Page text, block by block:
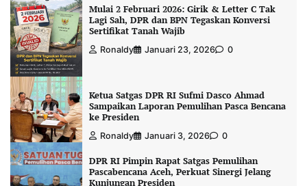
Mulai 2 Februari 2026: Girik & Letter C Tak
Lagi Sah, DPR dan BPN Tegaskan Konversi
Sertifikat Tanah Wajib
Ronaldy Januari 23, 2026 0
Ketua Satgas DPR RI Sufmi Dasco Ahmad
Sampaikan Laporan Pemulihan Pasca Bencana
ke Presiden
Ronaldy Januari 3, 2026 0
DPR RI Pimpin Rapat Satgas Pemulihan
Pascabencana Aceh, Perkuat Sinergi Jelang
Kunjungan Presiden